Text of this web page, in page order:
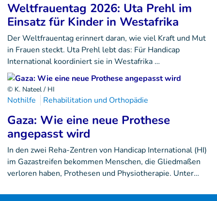
Weltfrauentag 2026: Uta Prehl im
Einsatz für Kinder in Westafrika
Der Weltfrauentag erinnert daran, wie viel Kraft und Mut
in Frauen steckt. Uta Prehl lebt das: Für Handicap
International koordiniert sie in Westafrika …
© K. Nateel / HI
Nothilfe Rehabilitation und Orthopädie
Gaza: Wie eine neue Prothese
angepasst wird
In den zwei Reha-Zentren von Handicap International (HI)
im Gazastreifen bekommen Menschen, die Gliedmaßen
verloren haben, Prothesen und Physiotherapie. Unter…